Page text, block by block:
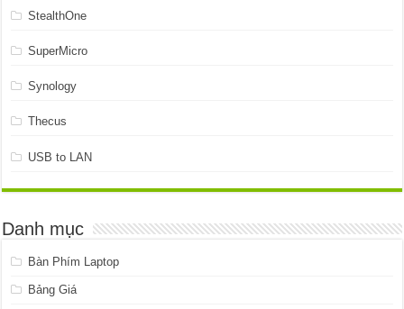
StealthOne
SuperMicro
Synology
Thecus
USB to LAN
Danh mục
Bàn Phím Laptop
Bảng Giá